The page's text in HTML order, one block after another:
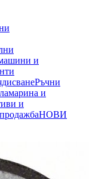
и
Ръчни
и
и
НОВИ